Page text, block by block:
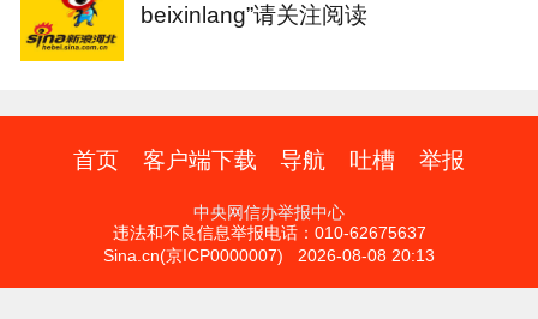
beixinlang”请关注阅读
首页 客户端下载 导航 吐槽 举报
中央网信办举报中心
违法和不良信息举报电话：010-62675637
Sina.cn(京ICP0000007) 2026-08-08 20:13